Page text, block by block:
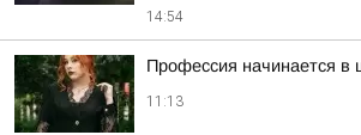
14:54
Профессия начинается в
11:13